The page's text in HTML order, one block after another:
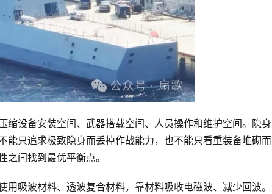
设备安装空间、武器搭载空间、人员操作和维护空间。隐身
能只追求极致隐身而丢掉作战能力，也不能只看重装备堆砌而
间找到最优平衡点。
吸波材料、透波复合材料，靠材料吸收电磁波、减少回波。